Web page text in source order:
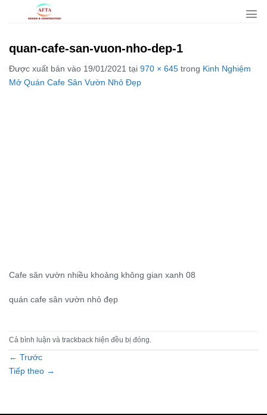
dungquan-cafe-san-vuon-nho-dep-1
Được xuất bản vào 19/01/2021 tại 970 × 645 trong Kinh Nghiệm
Mở Quán Cafe Sân Vườn Nhỏ Đẹp
Cafe sân vườn nhiều khoảng không gian xanh 08
quán cafe sân vườn nhỏ đẹp
Cả bình luận và trackback hiện đều bị đóng.
← Trước
Tiếp theo →